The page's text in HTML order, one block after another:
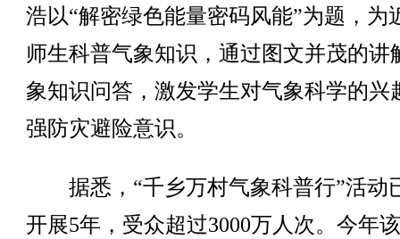
浩以“解密绿色能量密码风能”为题，为
师生科普气象知识，通过图文并茂的讲
象知识问答，激发学生对气象科学的兴
强防灾避险意识。
据悉，“千乡万村气象科普行”活动
开展5年，受众超过3000万人次。今年